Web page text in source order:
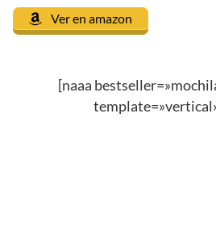
Ver en amazon
[naaa